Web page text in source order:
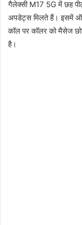
गैलेक्सी M17 5G में छह
अपडेट्स मिलते हैं। इसमें
कॉल पर कॉलर को मैसेज
है।